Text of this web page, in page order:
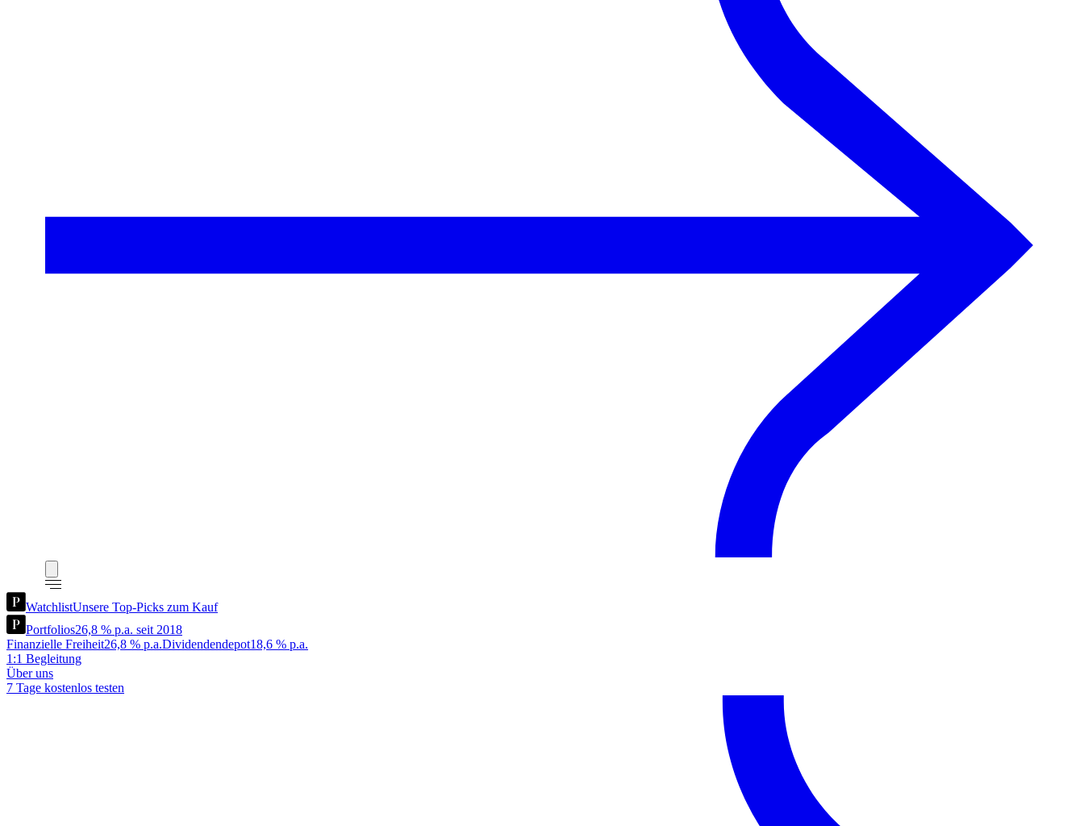
WatchlistUnsere Top-Picks zum Kauf
Portfolios26,8 % p.a. seit 2018
Finanzielle Freiheit26,8 % p.a.Dividendendepot18,6 % p.a.
1:1 Begleitung
Über uns
7 Tage kostenlos testen